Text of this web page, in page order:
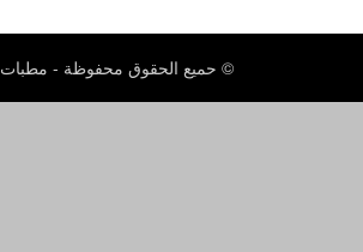
© حميع الحقوق محفوظة - مطبات 2022